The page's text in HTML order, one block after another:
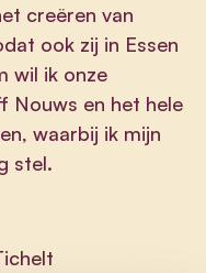
creëren van
ook zij in Essen
wil ik onze
Nouws en het hele
waarbij ik mijn
stel.